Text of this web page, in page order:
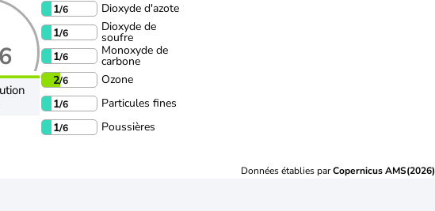
1/6
Dioxyde d'azote
1/6 Dioxyde de
soufre
1/6 Monoxyde de
carbone
2/6
Ozone
1/6
Particules fines
1/6 Poussières
Données établies parCopernicus AMS(2026)